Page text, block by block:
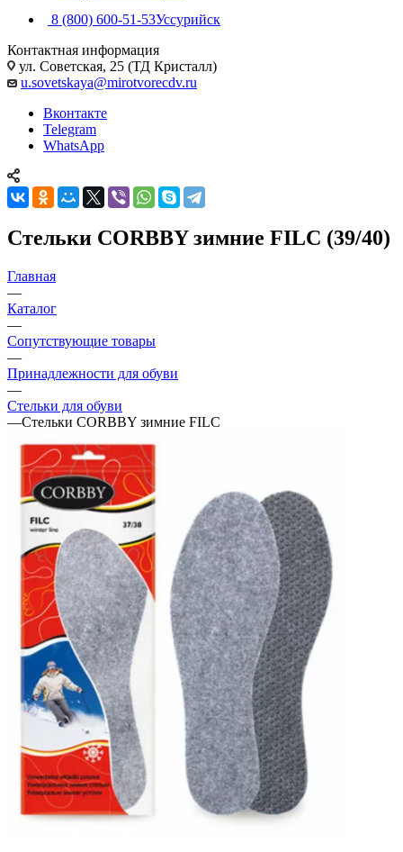
8 (800) 600-51-53Уссурийск
Контактная информация
ул. Советская, 25 (ТД Кристалл)
u.sovetskaya@mirotvorecdv.ru
Вконтакте
Telegram
WhatsApp
Стельки CORBBY зимние FILC (39/40)
Главная
—
Каталог
—
Сопутствующие товары
—
Принадлежности для обуви
—
Стельки для обуви
—Стельки CORBBY зимние FILC